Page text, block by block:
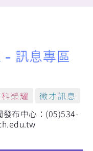
榮耀
徵才訊息
發布中心：(05)534-